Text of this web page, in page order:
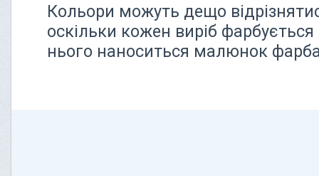
Кольори можуть дещо
оскільки кожен виріб фарбується
нього наноситься малюнок